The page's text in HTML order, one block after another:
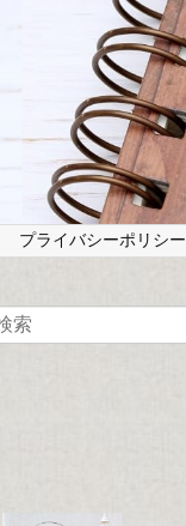
プライバシーポリシー